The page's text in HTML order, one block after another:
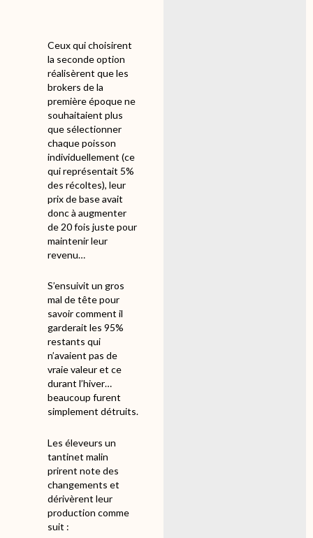
Ceux qui choisirent
la seconde option
réalisèrent que les
brokers de la
première époque ne
souhaitaient plus
que sélectionner
chaque poisson
individuellement (ce
qui représentait 5%
des récoltes), leur
prix de base avait
donc à augmenter
de 20 fois juste pour
maintenir leur
revenu…
S’ensuivit un gros
mal de tête pour
savoir comment il
garderait les 95%
restants qui
n’avaient pas de
vraie valeur et ce
durant l’hiver…
beaucoup furent
simplement détruits.
Les éleveurs un
tantinet malin
prirent note des
changements et
dérivèrent leur
production comme
suit :